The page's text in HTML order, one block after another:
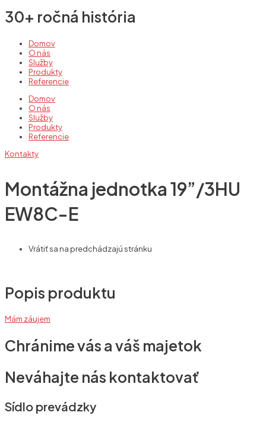
30+ ročná história
Domov
O nás
Služby
Produkty
Referencie
Domov
O nás
Služby
Produkty
Referencie
Kontakty
Montážna jednotka 19”/3HU
EW8C-E
Vrátiť sa na predchádzajú stránku
Popis produktu
Mám záujem
Chránime vás a váš majetok
Neváhajte nás kontaktovať
Sídlo prevádzky